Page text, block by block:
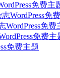
免费主
WordPress免
WordPress免费
免费主
免费主题